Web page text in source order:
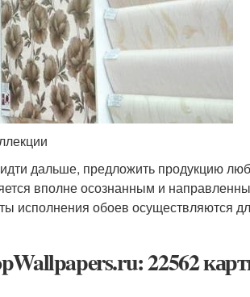
дальше, предложить продукцию
вполне осознанным и
исполнения обоев осуществляются
22562